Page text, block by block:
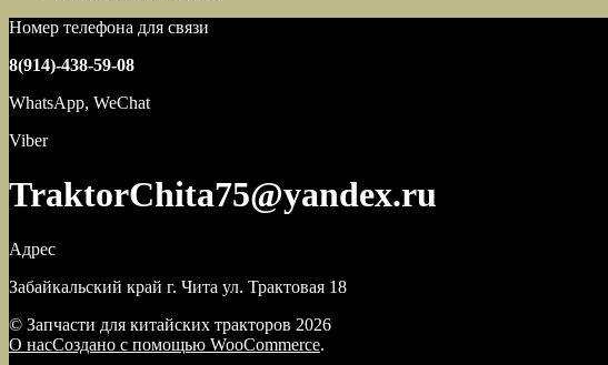
Номер телефона для связи
8(914)-438-59-08
WhatsApp, WeChat
Viber
TraktorChita75@yandex.ru
Адрес
Забайкальский край г. Чита ул. Трактовая 18
© Запчасти для китайских тракторов 2026
О насСоздано с помощью WooCommerce.